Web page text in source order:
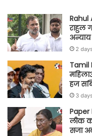
Rahul
राहुल
अन्याय
2
Tamil
हज
3
Paper
लीक
सजा